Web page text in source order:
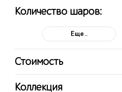
Количество шаров:
Еще..
Стоимость
Коллекция